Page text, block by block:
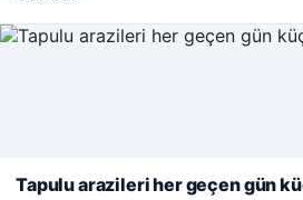
deneyiminizi kişiselleştirmek ve
Reddet Kabul Et
Tapulu arazileri her geçen gün